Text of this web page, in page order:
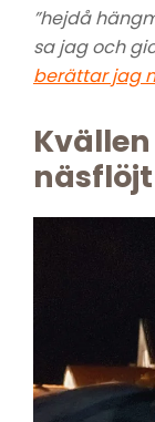
”hejdå
sa jag och
berättar jag
näsflöjt